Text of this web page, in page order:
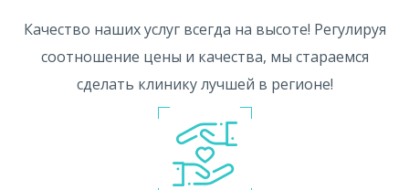
Качество наших услуг всегда на высоте! Регулируя
соотношение цены и качества, мы стараемся
сделать клинику лучшей в регионе!